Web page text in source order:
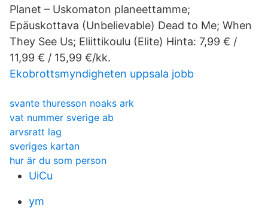
Planet – Uskomaton planeettamme;
Epäuskottava (Unbelievable) Dead to Me; When
They See Us; Eliittikoulu (Elite) Hinta: 7,99 € /
11,99 € / 15,99 €/kk.
Ekobrottsmyndigheten uppsala jobb
svante thuresson noaks ark
vat nummer sverige ab
arvsratt lag
sveriges kartan
hur är du som person
UiCu
ym